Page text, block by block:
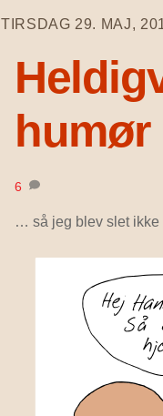
TIRSDAG 29. MAJ,
humør
6
… så jeg blev slet ikke